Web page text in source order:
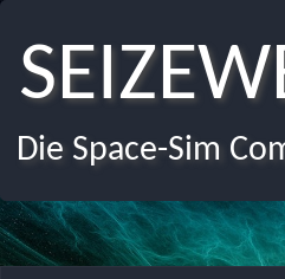
Die Space-Sim